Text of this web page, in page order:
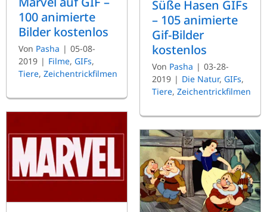
100 animierte
Bilder kostenlos
Von Pasha | 05-08-
2019 | Filme, GIFs,
Tiere, Zeichentrickfilmen
Süße Hasen GIFs
– 105 animierte
Gif-Bilder
kostenlos
Von Pasha | 03-28-
2019 | Die Natur, GIFs,
Tiere, Zeichentrickfilmen